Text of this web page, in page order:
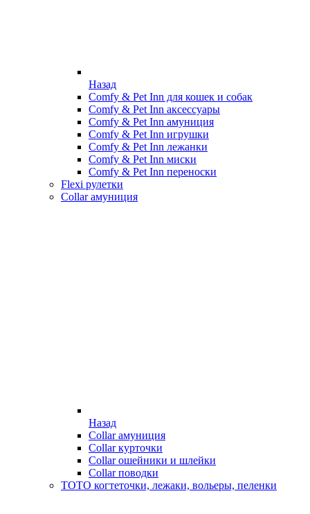
Назад
Comfy & Pet Inn для кошек и собак
Comfy & Pet Inn аксессуары
Comfy & Pet Inn амуниция
Comfy & Pet Inn игрушки
Comfy & Pet Inn лежанки
Comfy & Pet Inn миски
Comfy & Pet Inn переноски
Flexi рулетки
Collar амуниция
Назад
Collar амуниция
Collar курточки
Collar ошейники и шлейки
Collar поводки
ТОТО когтеточки, лежаки, вольеры, пеленки